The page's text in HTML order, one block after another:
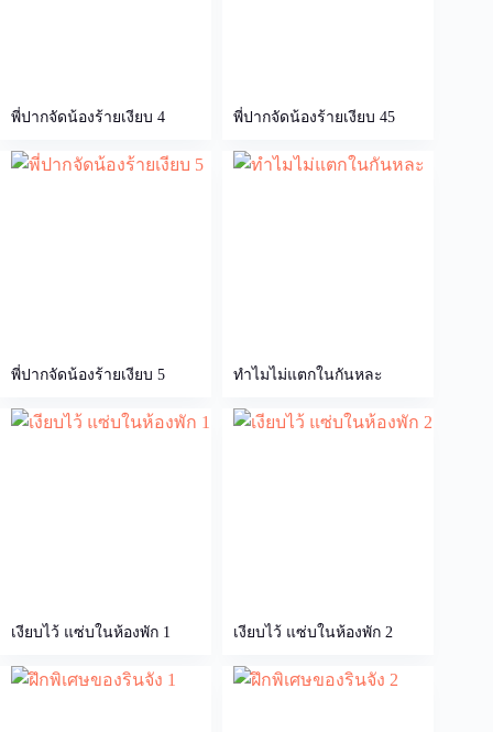
พี่ปากจัดน้องร้ายเงียบ 4 พี่ปากจัดน้องร้ายเงียบ 45
พี่ปากจัดน้องร้ายเงียบ 5 ทำไมไม่แตกในกันหละ
เงียบไว้ แซ่บในห้องพัก 1 เงียบไว้ แซ่บในห้องพัก 2